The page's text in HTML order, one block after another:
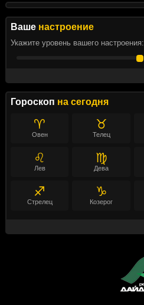
Ваше настроение
Укажите уровень вашего настроения:
Гороскоп на сегодня
♈
Овен
♉
Телец
♌
Лев
♍
Дева
♐
Стрелец
♑
Козерог